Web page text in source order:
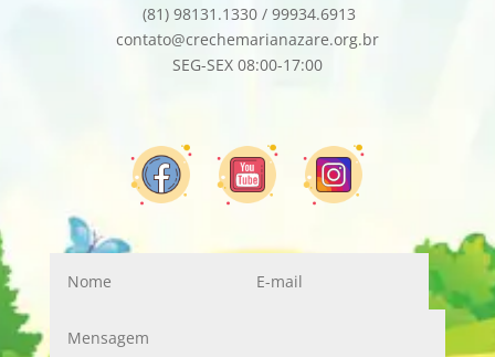
(81) 98131.1330 / 99934.6913
contato@crechemarianazare.org.br
SEG-SEX 08:00-17:00